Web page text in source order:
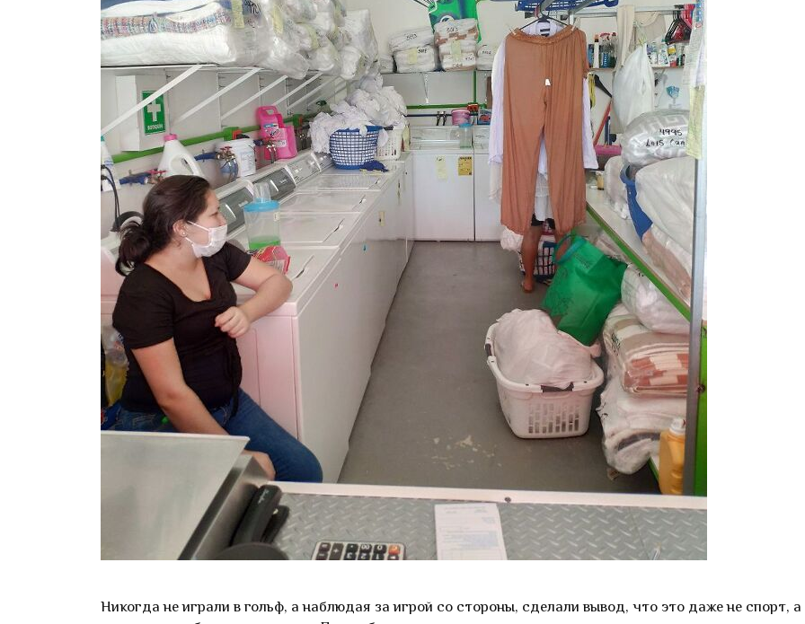
Никогда не играли в гольф, а наблюдая за игрой со стороны, сделали вывод, что это даже не спорт, а